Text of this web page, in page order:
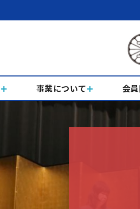
事業について 会